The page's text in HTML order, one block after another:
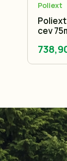
Poliext
cev